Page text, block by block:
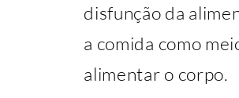
disfunção da
a comida como
alimentar o corpo.